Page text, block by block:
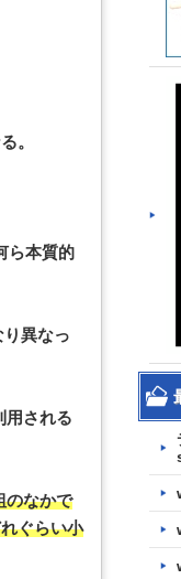
。
ら本質的
異なっ
用される
のなかで
ぐらい小